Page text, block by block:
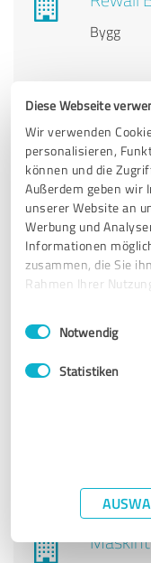
Diese Webseite
Wir verwenden
personalisieren,
können und die
Außerdem geben wir
unserer Website an
Werbung und
Informationen
zusammen, die Sie
Rahmen Ihrer
Impressum
Einwilligungsauswahl
Notwendig
Statistiken
Bygg
Lolita
PRIS,